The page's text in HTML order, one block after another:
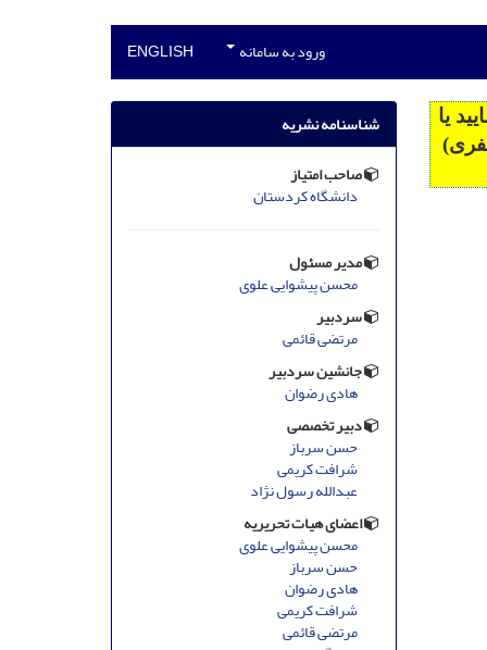
ورود به سامانه ENGLISH
یا
(جمیل جعفری)
شناسنامه نشریه
صاحب امتیاز
دانشگاه کردستان
مدیر مسئول
محسن پیشوایی علوی
سردبیر
مرتضی قائمی
جانشین سردبیر
هادی رضوان
دبیر تخصصی
حسن سرباز
شرافت کریمی
عبدالله رسول نژاد
اعضای هیات تحریریه
محسن پیشوایی علوی
حسن سرباز
هادی رضوان
شرافت کریمی
مرتضی قائمی